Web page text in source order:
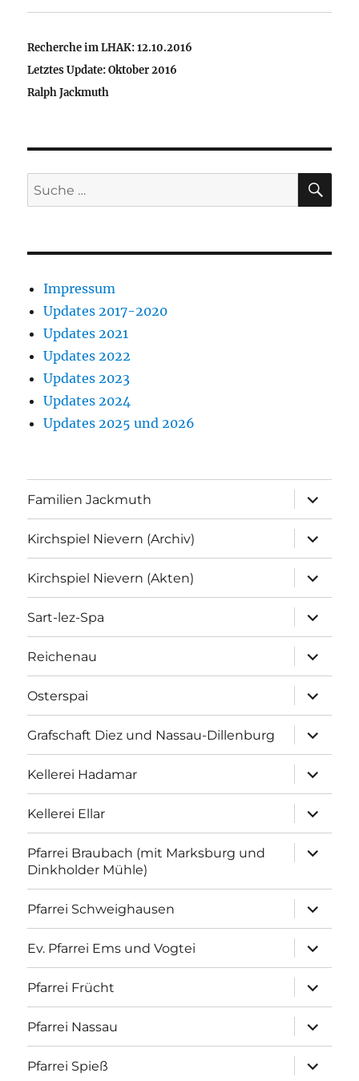
Recherche im LHAK: 12.10.2016
Letztes Update: Oktober 2016
Ralph Jackmuth
Suche
nach:
Impressum
Updates 2017-2020
Updates 2021
Updates 2022
Updates 2023
Updates 2024
Updates 2025 und 2026
Familien Jackmuth
anzeigen
Kirchspiel Nievern (Archiv)
anzeigen
Kirchspiel Nievern (Akten)
anzeigen
Sart-lez-Spa
anzeigen
Reichenau
anzeigen
Osterspai
anzeigen
Grafschaft Diez und Nassau-Dillenburg
anzeigen
Kellerei Hadamar
anzeigen
Kellerei Ellar
anzeigen
Pfarrei Braubach (mit Marksburg und
Dinkholder Mühle)
anzeigen
Pfarrei Schweighausen
anzeigen
Ev. Pfarrei Ems und Vogtei
anzeigen
Pfarrei Frücht
anzeigen
Pfarrei Nassau
anzeigen
Pfarrei Spieß
anzeigen